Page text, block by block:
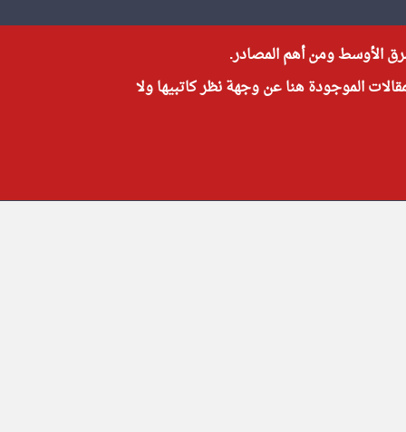
الأوسط ومن أهم المصادر.
الموجودة هنا عن وجهة نظر كاتبيها ولا